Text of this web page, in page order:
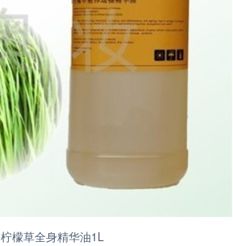
柠檬草全身精华油1L